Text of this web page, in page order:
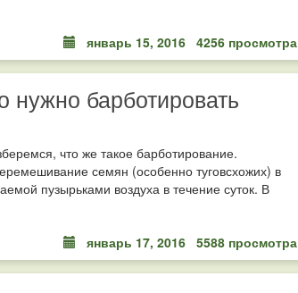
январь 15, 2016 4256 просмотра
нужно барботировать
что же такое барботирование.
семян (особенно туговсхожих) в
пузырьками воздуха в течение суток. В
январь 17, 2016 5588 просмотра